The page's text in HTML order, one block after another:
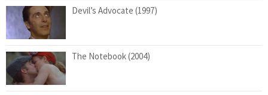
Devil’s Advocate (1997)
The Notebook (2004)